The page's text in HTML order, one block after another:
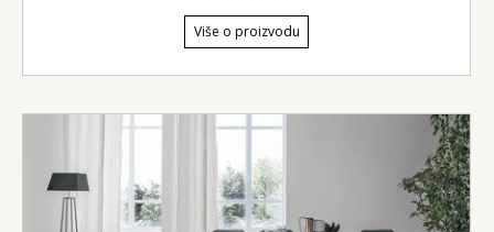
Više o proizvodu